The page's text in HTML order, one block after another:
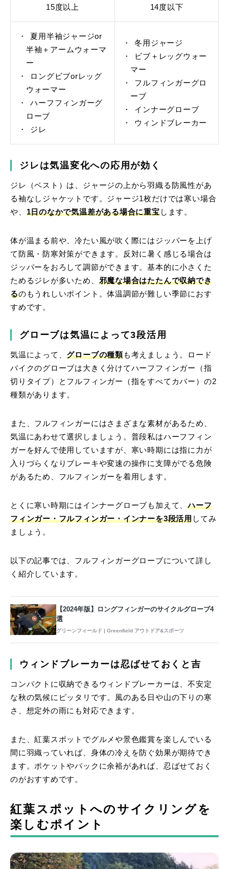
15度以上 14度以下
夏用半袖ジャージor
半袖＋アームウォーマ
ー
ロングビブorレッグ
ウォーマー
ハーフフィンガーグ
ローブ
ジレ
冬用ジャージ
ビブ＋レッグウォー
マー
フルフィンガーグロ
ーブ
インナーグローブ
ウィンドブレーカー
ジレは気温変化への応用が効く
ジレ（ベスト）は、ジャージの上から羽織る防風性があ
る袖なしジャケットです。ジャージ1枚だけでは寒い場合
や、 1日のなかで気温差がある場合に重宝します。
体が温まる前や、冷たい風が吹く際にはジッパーを上げ
て防風・防寒対策ができます。反対に暑く感じる場合は
ジッパーをおろして調節ができます。基本的に小さくた
ためるジレが多いため、 邪魔な場合はたたんで収納でき
るのもうれしいポイント。体温調節が難しい季節におす
すめです。
グローブは気温によって3段活用
気温によって、グローブの種類も考えましょう。ロード
バイクのグローブは大きく分けてハーフフィンガー（指
切りタイプ）とフルフィンガー（指をすべてカバー）の2
種類があります。
また、フルフィンガーにはさまざまな素材があるため、
気温にあわせて選択しましょう。普段私はハーフフィン
ガーを好んで使用していますが、寒い時期には指に力が
入りづらくなりブレーキや変速の操作に支障がでる危険
があるため、フルフィンガーを着用します。
とくに寒い時期にはインナーグローブも加えて、ハーフ
フィンガー・フルフィンガー・インナーを3段活用してみ
ましょう。
以下の記事では、フルフィンガーグローブについて詳し
く紹介しています。
【2024年版】ロングフィンガーのサイクルグローブ4
選
グリーンフィールド | Greenfield アウトドア&スポーツ
ウィンドブレーカーは忍ばせておくと吉
コンパクトに収納できるウィンドブレーカーは、不安定
な秋の気候にピッタリです。風のある日や山の下りの寒
さ、想定外の雨にも対応できます。
また、紅葉スポットでグルメや景色鑑賞を楽しんでいる
間に羽織っていれば、身体の冷えを防ぐ効果が期待でき
ます。ポケットやバックに余裕があれば、忍ばせておく
のがおすすめです。
紅葉スポットへのサイクリングを
楽しむポイント